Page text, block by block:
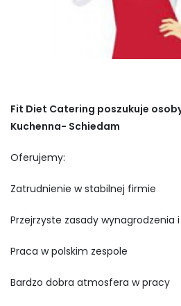
Fit Diet Catering poszukuje
Kuchenna- Schiedam
Oferujemy:
Zatrudnienie w stabilnej firmie
Przejrzyste zasady wynagrodzenia
Praca w polskim zespole
Bardzo dobra atmosfera w pracy